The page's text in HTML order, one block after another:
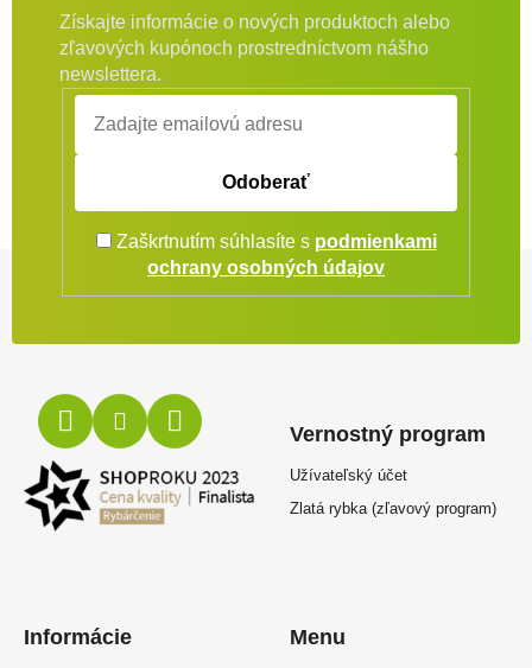
Získajte informácie o nových produktoch alebo
zľavových kupónoch prostredníctvom nášho
newslettera.
Odoberať
Zaškrtnutím súhlasíte s podmienkami
ochrany osobných údajov
Informácie
Vernostný program
Užívateľský účet
Zlatá rybka (zľavový program)
Menu